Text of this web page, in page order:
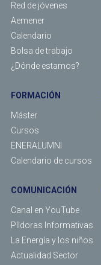
Red de jóvenes
Aemener
Calendario
Bolsa de trabajo
¿Dónde estamos?
FORMACIÓN
Máster
Cursos
ENERALUMNI
Calendario de cursos
COMUNICACIÓN
Canal en YouTube
Píldoras Informativas
La Energía y los niños
Actualidad Sector